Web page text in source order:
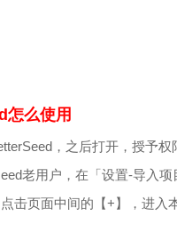
怎么使用
，之后打开，授予权
老用户，在「设置-导入
击页面中间的【+】，进入